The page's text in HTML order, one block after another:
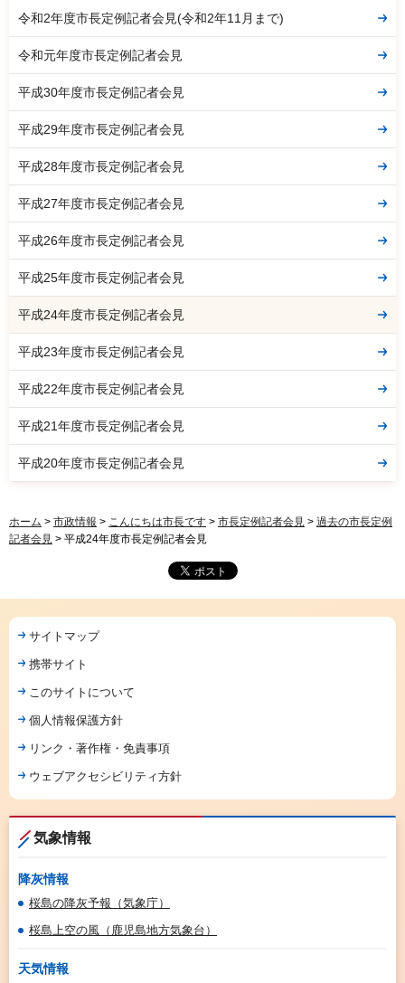
令和2年度市長定例記者会見(令和2年11月まで)
令和元年度市長定例記者会見
平成30年度市長定例記者会見
平成29年度市長定例記者会見
平成28年度市長定例記者会見
平成27年度市長定例記者会見
平成26年度市長定例記者会見
平成25年度市長定例記者会見
平成24年度市長定例記者会見
平成23年度市長定例記者会見
平成22年度市長定例記者会見
平成21年度市長定例記者会見
平成20年度市長定例記者会見
ホーム > 市政情報 > こんにちは市長です > 市長定例記者会見 > 過去の市長定例
記者会見 > 平成24年度市長定例記者会見
サイトマップ
携帯サイト
このサイトについて
個人情報保護方針
リンク・著作権・免責事項
ウェブアクセシビリティ方針
気象情報
降灰情報
桜島の降灰予報（気象庁）
桜島上空の風（鹿児島地方気象台）
天気情報